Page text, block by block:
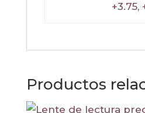
+3.75,
Productos